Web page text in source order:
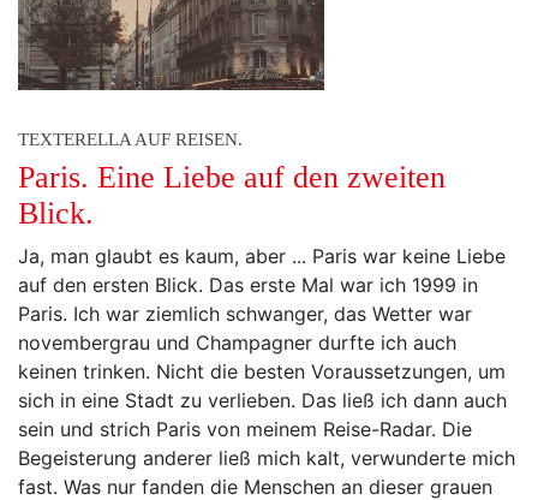
TEXTERELLA AUF REISEN.
Paris. Eine Liebe auf den zweiten
Blick.
Ja, man glaubt es kaum, aber ... Paris war keine Liebe
auf den ersten Blick. Das erste Mal war ich 1999 in
Paris. Ich war ziemlich schwanger, das Wetter war
novembergrau und Champagner durfte ich auch
keinen trinken. Nicht die besten Voraussetzungen, um
sich in eine Stadt zu verlieben. Das ließ ich dann auch
sein und strich Paris von meinem Reise-Radar. Die
Begeisterung anderer ließ mich kalt, verwunderte mich
fast. Was nur fanden die Menschen an dieser grauen